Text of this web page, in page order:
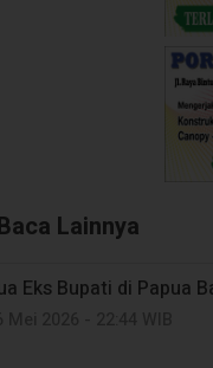
Lainnya
Eks Bupati di Papua